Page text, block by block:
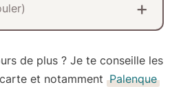
de plus ? Je te conseille les
et notamment Palenque